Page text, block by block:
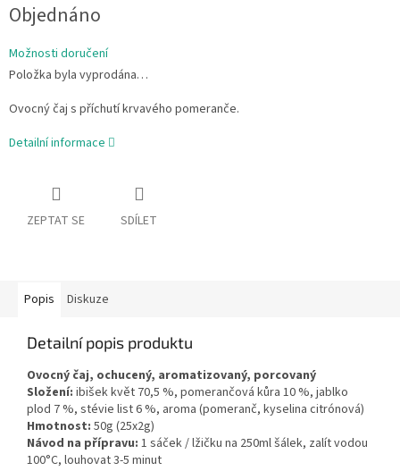
cena:
Objednáno
Možnosti doručení
Položka byla vyprodána…
Ovocný čaj s příchutí krvavého pomeranče.
Detailní informace
ZEPTAT SE SDÍLET
Popis Diskuze
Detailní popis produktu
Ovocný čaj, ochucený, aromatizovaný, porcovaný
Složení: ibišek květ 70,5 %, pomerančová kůra 10 %, jablko
plod 7 %, stévie list 6 %, aroma (pomeranč, kyselina citrónová)
Hmotnost: 50g (25x2g)
Návod na přípravu: 1 sáček / lžičku na 250ml šálek, zalít vodou
100°C, louhovat 3-5 minut